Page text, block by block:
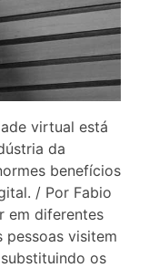
virtual está
da
benefícios
/ Por Fabio
em diferentes
pessoas visitem
os